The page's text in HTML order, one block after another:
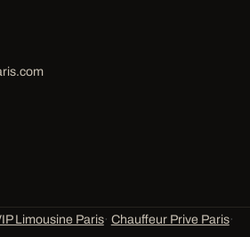
Limousine Paris· Chauffeur Prive Paris·